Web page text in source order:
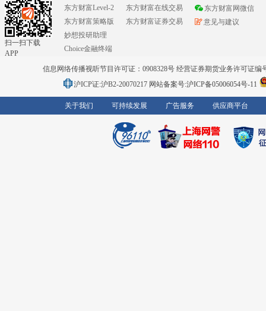
扫一扫下载
APP
东方财富Level-2
东方财富策略版
妙想投研助理
Choice金融终端
东方财富在线交易
东方财富证券交易
东方财富网微信
意见与建议
信息网络传播视听节目许可证：0908328号 经营证券期货业务许可证编
沪ICP证:沪B2-20070217 网站备案号:沪ICP备05006054号-11
关于我们 可持续发展 广告服务 供应商平台